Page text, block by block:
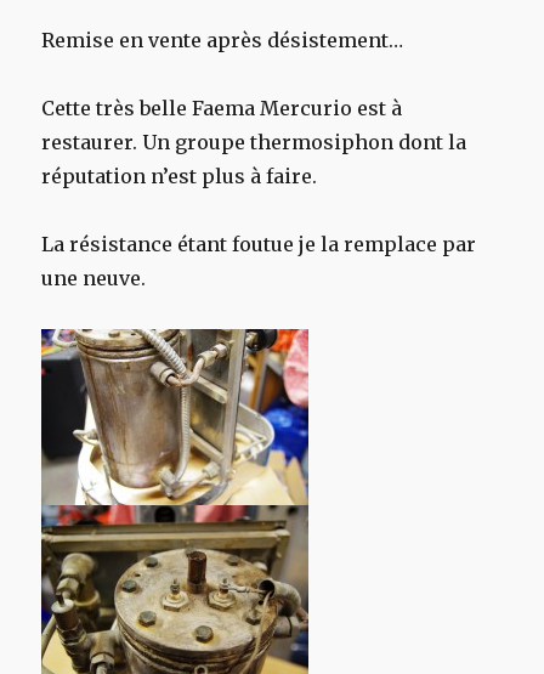
Remise en vente après désistement…
Cette très belle Faema Mercurio est à
restaurer. Un groupe thermosiphon dont la
réputation n’est plus à faire.
La résistance étant foutue je la remplace par
une neuve.